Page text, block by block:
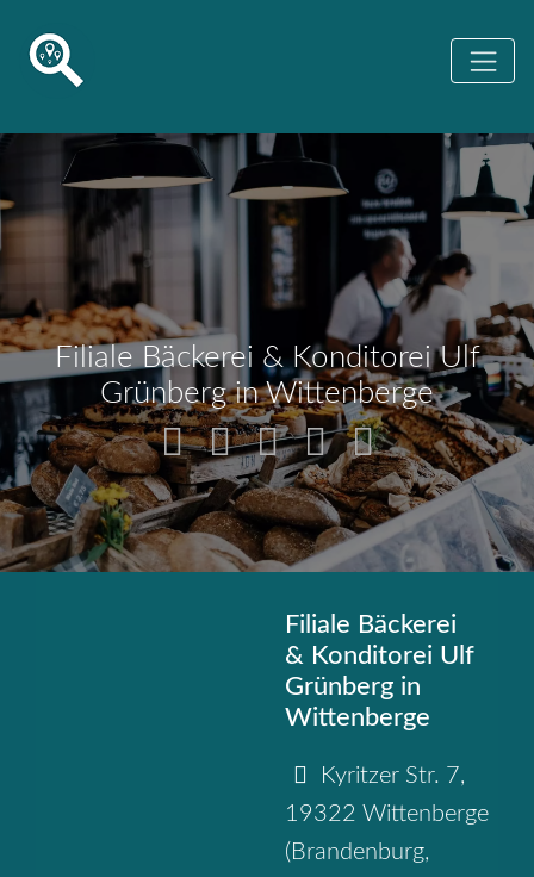
Filiale Bäckerei & Konditorei Ulf
Grünberg in Wittenberge
Filiale Bäckerei
& Konditorei Ulf
Grünberg in
Wittenberge
Kyritzer Str. 7,
19322 Wittenberge
( Brandenburg,